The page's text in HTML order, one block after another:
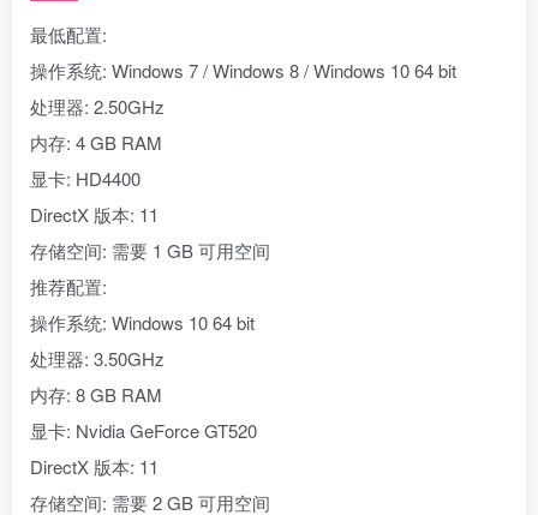
最低配置:
操作系统: Windows 7 / Windows 8 / Windows 10 64 bit
处理器: 2.50GHz
内存: 4 GB RAM
显卡: HD4400
DirectX 版本: 11
存储空间: 需要 1 GB 可用空间
推荐配置:
操作系统: Windows 10 64 bit
处理器: 3.50GHz
内存: 8 GB RAM
显卡: Nvidia GeForce GT520
DirectX 版本: 11
存储空间: 需要 2 GB 可用空间